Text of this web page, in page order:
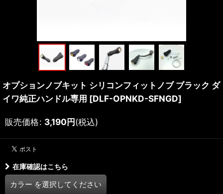
オプションノブキット シリコンフィットノブ ブラック ダ
イワ純正ハンドル専用 [DLF-OPNKD-SFNGD]
販売価格: 3,190円(税込)
在庫確認はこちら
カラー を選択してください